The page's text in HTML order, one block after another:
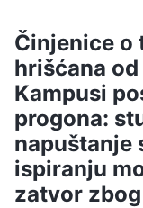
Činjenice o
hrišćana od
Kampusi
progona:
napuštanje
ispiranju
zatvor